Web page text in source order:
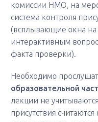
комиссии НМО, на
система контроля
(всплывающие окна на
интерактивным
факта проверки).
Необходимо
образовательной
лекции не
присутствия